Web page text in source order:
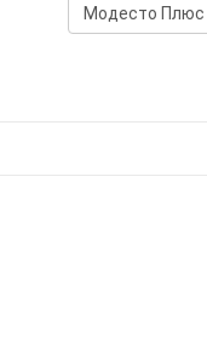
Модесто Плюс